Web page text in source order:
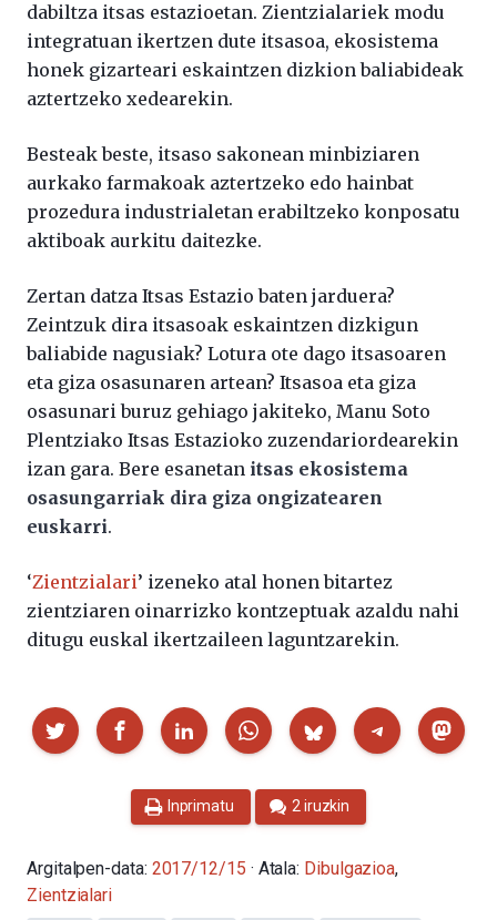
dabiltza itsas estazioetan. Zientzialariek modu
integratuan ikertzen dute itsasoa, ekosistema
honek gizarteari eskaintzen dizkion baliabideak
aztertzeko xedearekin.
Besteak beste, itsaso sakonean minbiziaren
aurkako farmakoak aztertzeko edo hainbat
prozedura industrialetan erabiltzeko konposatu
aktiboak aurkitu daitezke.
Zertan datza Itsas Estazio baten jarduera?
Zeintzuk dira itsasoak eskaintzen dizkigun
baliabide nagusiak? Lotura ote dago itsasoaren
eta giza osasunaren artean? Itsasoa eta giza
osasunari buruz gehiago jakiteko, Manu Soto
Plentziako Itsas Estazioko zuzendariordearekin
izan gara. Bere esanetan itsas ekosistema
osasungarriak dira giza ongizatearen
euskarri.
‘Zientzialari’ izeneko atal honen bitartez
zientziaren oinarrizko kontzeptuak azaldu nahi
ditugu euskal ikertzaileen laguntzarekin.
Partekatu
Inprimatu 2 iruzkin
Argitalpen-data: 2017/12/15 · Atala: Dibulgazioa,
Zientzialari